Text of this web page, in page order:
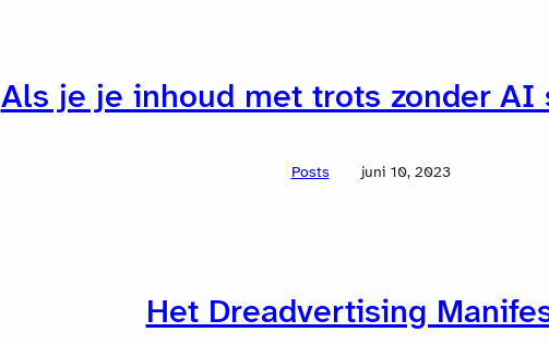
Als je je inhoud met trots zonder AI
Posts juni 10, 2023
Het Dreadvertising